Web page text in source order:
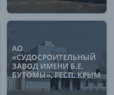
АО
«СУДОСРОИТЕЛЬНЫЙ
ЗАВОД ИМЕНИ Б.Е.
БУТОМЫ», РЕСП. КРЫМ